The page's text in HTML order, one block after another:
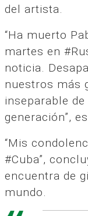
del artista.
“Ha muerto
martes en
noticia.
nuestros más
inseparable
generación”,
“Mis
#Cuba”,
encuentra de
mundo.